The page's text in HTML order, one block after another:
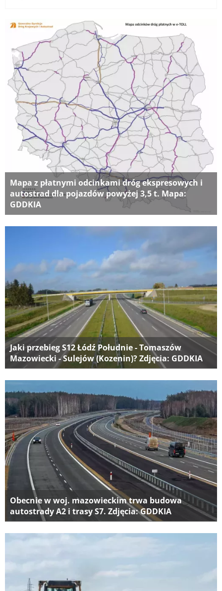
Mapa z płatnymi odcinkami dróg ekspresowych i
autostrad dla pojazdów powyżej 3,5 t. Mapa:
GDDKIA
Jaki przebieg S12 Łódź Południe - Tomaszów
Mazowiecki - Sulejów (Kozenin)? Zdjęcia: GDDKIA
Obecnie w woj. mazowieckim trwa budowa
autostrady A2 i trasy S7. Zdjęcia: GDDKIA